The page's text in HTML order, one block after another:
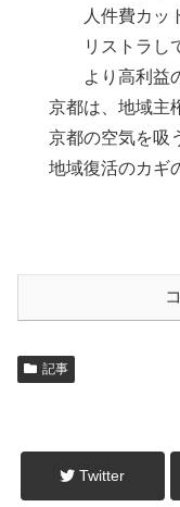
人件費カット
リストラして
より高利益の
京都は、地域主
京都の空気を吸
地域復活のカギ
記事
Twitter